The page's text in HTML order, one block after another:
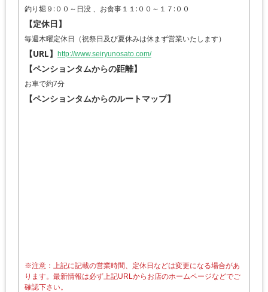
釣り堀９:００～日没 、お食事１１:００～１７:００
【定休日】
毎週木曜定休日（祝祭日及び夏休みは休まず営業いたします）
【URL】 http://www.seiryunosato.com/
【ペンションタムからの距離】
お車で約7分
【ペンションタムからのルートマップ】
※注意：上記に記載の営業時間、定休日などは変更になる場合があ
ります。最新情報は必ず上記URLからお店のホームページなどでご
確認下さい。